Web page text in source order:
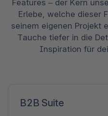
Features – der Kern
Erlebe, welche dieser
seinem eigenen Projekt
Tauche tiefer in die
Inspiration für
B2B Suite